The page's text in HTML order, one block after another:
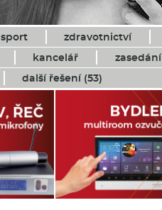
sport zdravotnictví
kancelář zasedání
další řešení (53)